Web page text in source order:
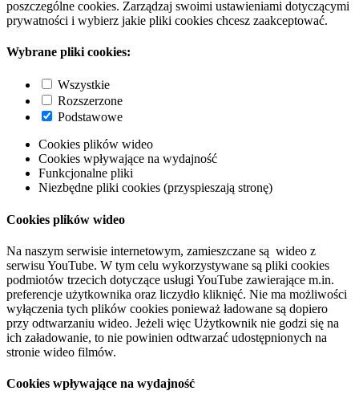
poszczególne cookies. Zarządzaj swoimi ustawieniami dotyczącymi
prywatności i wybierz jakie pliki cookies chcesz zaakceptować.
Wybrane pliki cookies:
Wszystkie
Rozszerzone
Podstawowe
Cookies plików wideo
Cookies wpływające na wydajność
Funkcjonalne pliki
Niezbędne pliki cookies (przyspieszają stronę)
Cookies plików wideo
Na naszym serwisie internetowym, zamieszczane są wideo z
serwisu YouTube. W tym celu wykorzystywane są pliki cookies
podmiotów trzecich dotyczące usługi YouTube zawierające m.in.
preferencje użytkownika oraz liczydło kliknięć. Nie ma możliwości
wyłączenia tych plików cookies ponieważ ładowane są dopiero
przy odtwarzaniu wideo. Jeżeli więc Użytkownik nie godzi się na
ich załadowanie, to nie powinien odtwarzać udostępnionych na
stronie wideo filmów.
Cookies wpływające na wydajność